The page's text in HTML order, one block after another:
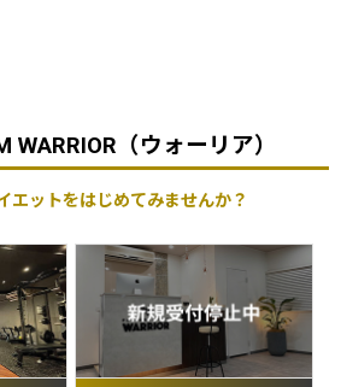
WARRIOR（ウォーリア）
エットをはじめてみませんか？